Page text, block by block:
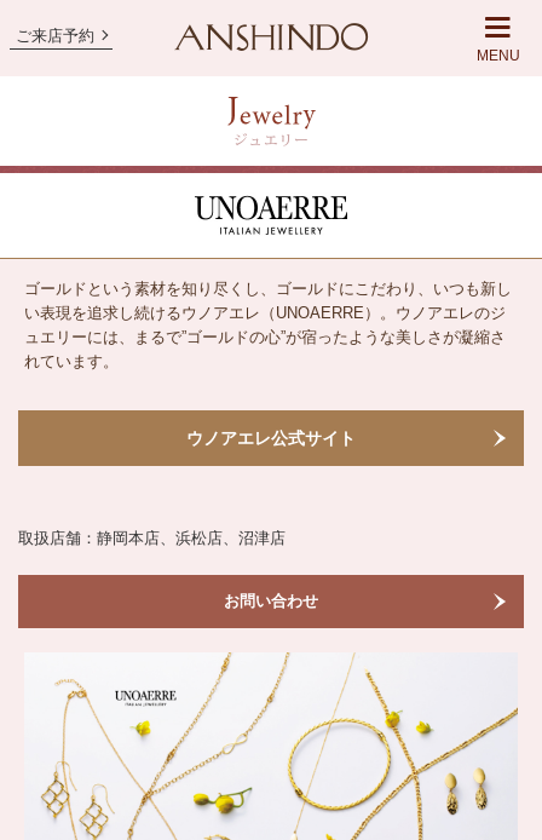
ご来店予約
MENU
ゴールドという素材を知り尽くし、ゴールドにこだわり、いつも新し
い表現を追求し続けるウノアエレ（UNOAERRE）。ウノアエレのジ
ュエリーには、まるで”ゴールドの心”が宿ったような美しさが凝縮さ
れています。
ウノアエレ公式サイト
取扱店舗：静岡本店、浜松店、沼津店
お問い合わせ